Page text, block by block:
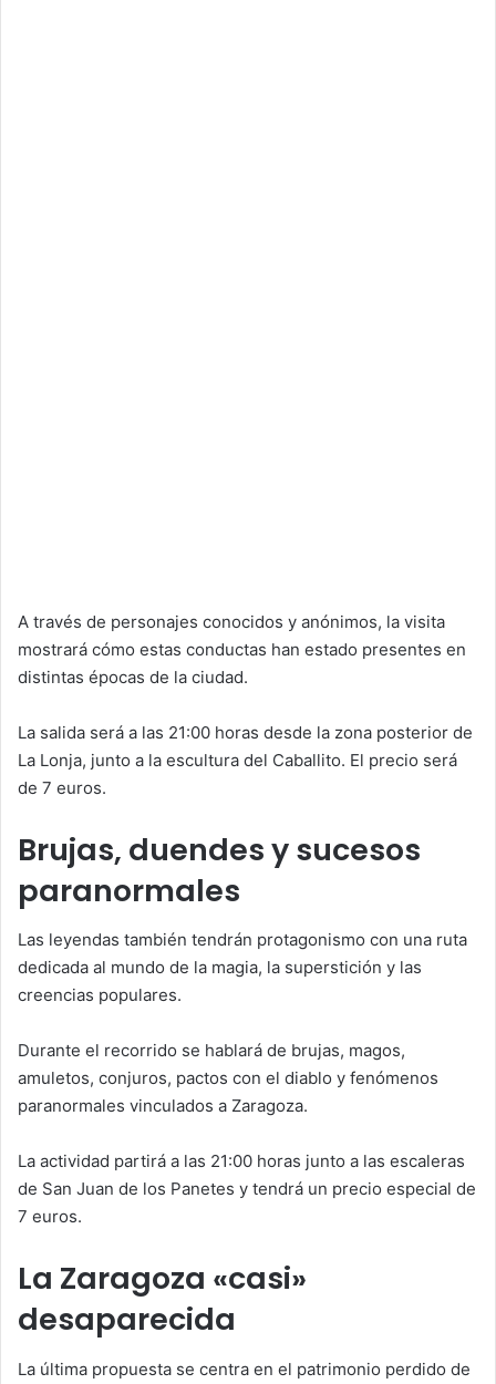
A través de personajes conocidos y anónimos, la visita
mostrará cómo estas conductas han estado presentes en
distintas épocas de la ciudad.
La salida será a las 21:00 horas desde la zona posterior de
La Lonja, junto a la escultura del Caballito. El precio será
de 7 euros.
Brujas, duendes y sucesos
paranormales
Las leyendas también tendrán protagonismo con una ruta
dedicada al mundo de la magia, la superstición y las
creencias populares.
Durante el recorrido se hablará de brujas, magos,
amuletos, conjuros, pactos con el diablo y fenómenos
paranormales vinculados a Zaragoza.
La actividad partirá a las 21:00 horas junto a las escaleras
de San Juan de los Panetes y tendrá un precio especial de
7 euros.
La Zaragoza «casi»
desaparecida
La última propuesta se centra en el patrimonio perdido de